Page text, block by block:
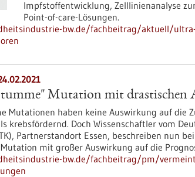
Impfstoffentwicklung, Zelllinienanalyse
Point-of-care-Lösungen.
bw.de/fachbeitrag/aktuell/
Mutation mit drastischen
Mutationen haben keine Auswirkung auf die
krebsfördernd. Doch Wissenschaftler vom
Partnerstandort Essen, beschreiben nun
mit großer Auswirkung auf die
bw.de/fachbeitrag/pm/